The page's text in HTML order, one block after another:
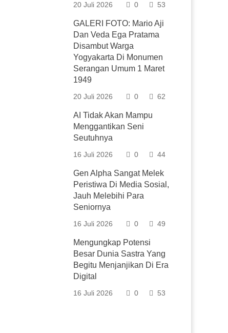
20 Juli 2026 0 53
GALERI FOTO: Mario Aji
Dan Veda Ega Pratama
Disambut Warga
Yogyakarta Di Monumen
Serangan Umum 1 Maret
1949
20 Juli 2026 0 62
AI Tidak Akan Mampu
Menggantikan Seni
Seutuhnya
16 Juli 2026 0 44
Gen Alpha Sangat Melek
Peristiwa Di Media Sosial,
Jauh Melebihi Para
Seniornya
16 Juli 2026 0 49
Mengungkap Potensi
Besar Dunia Sastra Yang
Begitu Menjanjikan Di Era
Digital
16 Juli 2026 0 53